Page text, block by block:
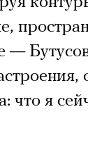
что я